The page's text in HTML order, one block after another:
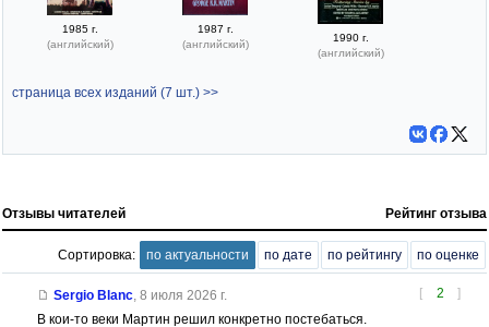
1985 г.
(английский)
1987 г.
(английский)
1990 г.
(английский)
страница всех изданий (7 шт.) >>
Отзывы читателей Рейтинг отзыва
Сортировка: по актуальности по дате по рейтингу по оценке
[ 2 ]
Sergio Blanc, 8 июля 2026 г.
В кои-то веки Мартин решил конкретно постебаться.